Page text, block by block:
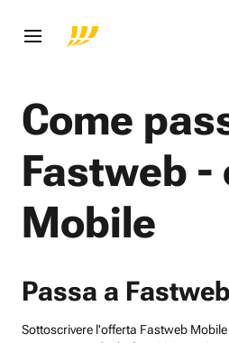
Come
Fastweb
Mobile
Passa a Fastweb
Sottoscrivere l'offerta Fastweb